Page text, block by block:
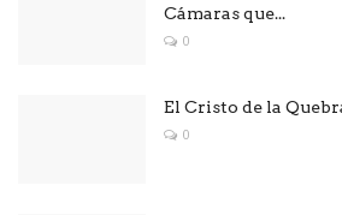
Cámaras que...
0
El Cristo de la
0